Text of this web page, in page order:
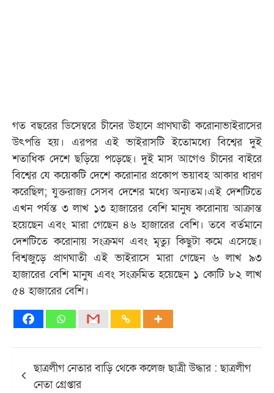
গত বছরের ডিসেম্বরে চীনের উহানে প্রাণঘাতী করোনাভাইরাসের
উৎপত্তি হয়। এরপর এই ভাইরাসটি ইতোমধ্যে বিশ্বের দুই
শতাধিক দেশে ছড়িয়ে পড়েছে। দুই মাস আগেও চীনের বাইরে
বিশ্বের যে কয়েকটি দেশে করোনার প্রকোপ ভয়াবহ আকার ধারণ
করেছিল; যুক্তরাজ্য সেসব দেশের মধ্যে অন্যতম।এই দেশটিতে
এখন পর্যন্ত ৩ লাখ ১৩ হাজারের বেশি মানুষ করোনায় আক্রান্ত
হয়েছেন এবং মারা গেছেন ৪৬ হাজারের বেশি। তবে বর্তমানে
দেশটিতে করোনায় সংক্রমণ এবং মৃত্যু কিছুটা কমে এসেছে।
বিশ্বজুড়ে প্রাণঘাতী এই ভাইরাসে মারা গেছেন ৬ লাখ ৯৩
হাজারের বেশি মানুষ এবং সংক্রমিত হয়েছেন ১ কোটি ৮২ লাখ
৫৪ হাজারের বেশি।
navigation
ছাত্রলীগ নেতার বাড়ি থেকে কলেজ ছাত্রী উদ্ধার : ছাত্রলীগ
নেতা গ্রেপ্তার